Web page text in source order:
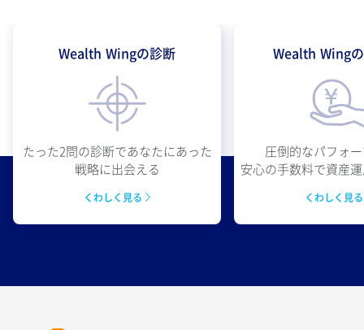
Wealth Wingの診断
たった2問の診断であなたにあった
戦略に出会える
くわしく見る
Wealth Wing
圧倒的なパフォ
安心の手数料で資産
くわしく見